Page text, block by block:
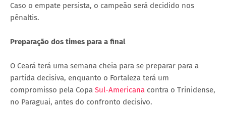
Caso o empate persista, o campeão será decidido nos
pênaltis.
Preparação dos times para a final
O Ceará terá uma semana cheia para se preparar para a
partida decisiva, enquanto o Fortaleza terá um
compromisso pela Copa Sul-Americana contra o Trinidense,
no Paraguai, antes do confronto decisivo.